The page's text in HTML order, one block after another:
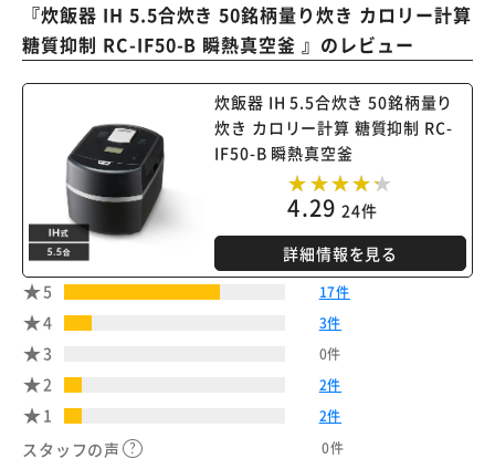
『炊飯器 IH 5.5合炊き 50銘柄量り炊き カロリー計算
糖質抑制 RC-IF50-B 瞬熱真空釜』のレビュー
炊飯器 IH 5.5合炊き 50銘柄量り
炊き カロリー計算 糖質抑制 RC-
IF50-B 瞬熱真空釜
4.29 24件
詳細情報を見る
5
17件
4 3件
3 0件
2 2件
1 2件
スタッフの声 0件